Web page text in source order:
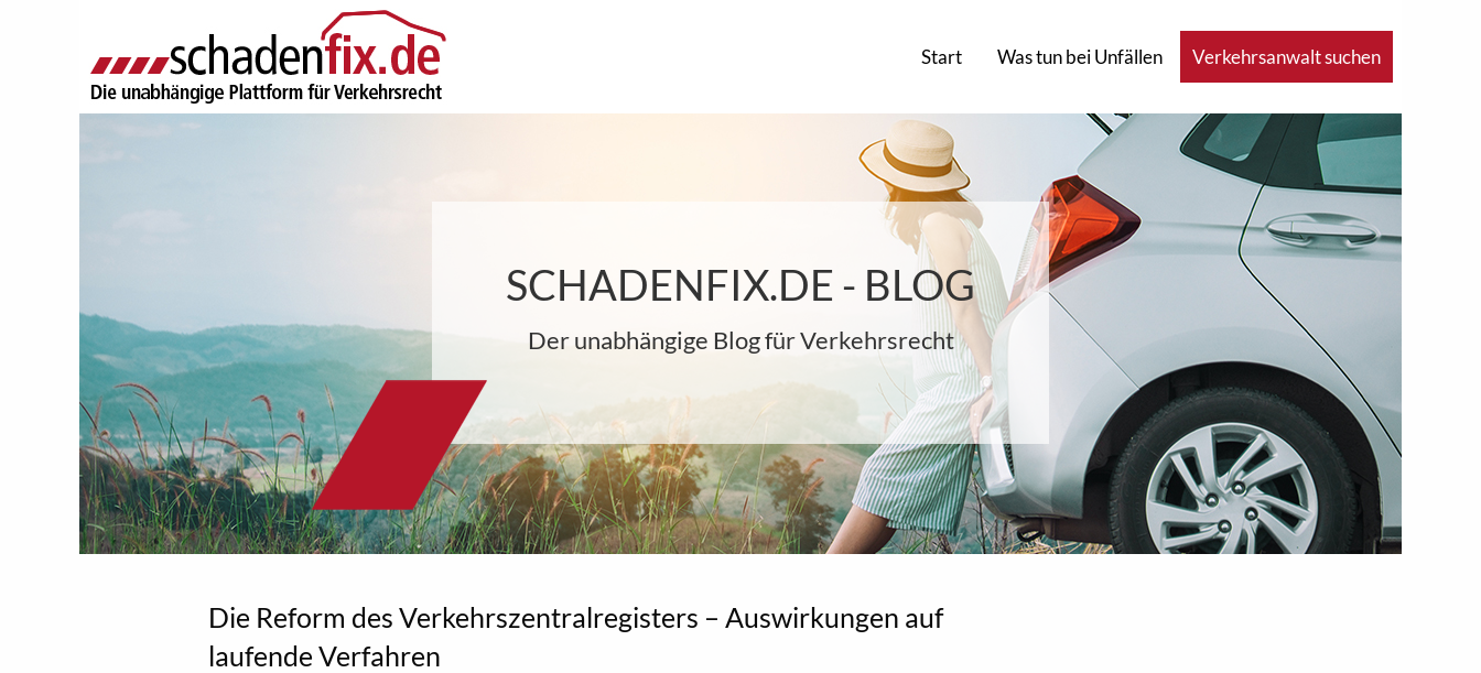
Start Was tun bei Unfällen Verkehrsanwalt suchen
SCHADENFIX.DE - BLOG
Der unabhängige Blog für Verkehrsrecht
Die Reform des Verkehrszentralregisters – Auswirkungen auf
laufende Verfahren